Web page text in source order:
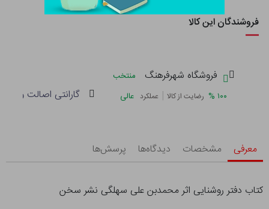
فروشندگان این کالا
فروشگاه شهرفرهنگ
منتخب
۱۰۰ % رضایت از کالا | عملکرد عالی گارانتی اصالت و
معرفی مشخصات دیدگاه‌ها پرسش‌ها
کتاب دفتر روشنایی اثر محمدبن علی سهلگی نشر سخن